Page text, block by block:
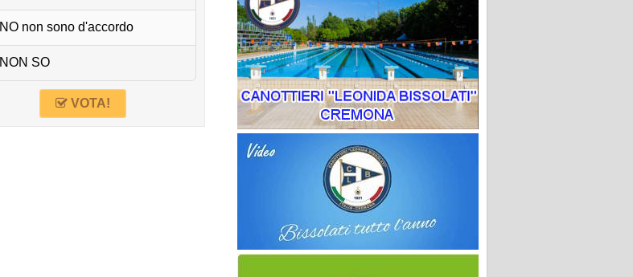
NO non sono d'accordo
NON SO
VOTA!